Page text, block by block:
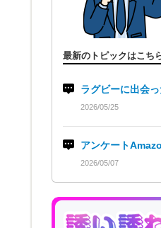
最新のトピックはこち
ラグビーに出会
2026/05/25
アンケート
2026/05/07